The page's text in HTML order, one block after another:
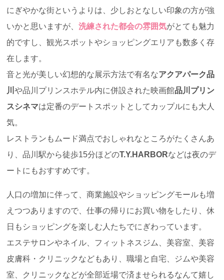
にぎやかな街というよりは、少しおとなしい印象の方が強
いかと思いますが、洗練された都会の雰囲気がとても魅力
的ですし、観光スポットやショッピングエリアも数多く存
在します。
音と光が美しい幻想的な展示方法で有名なアクアパーク品
川や品川プリンスホテル内に併設された映画館品川プリン
スシネマは定番のデートスポットとしてカップルにも大人
気。
レストランもムード満点でおしゃれなところがたくさんあ
り、品川駅から徒歩15分ほどのT.Y.HARBORなどは夜のデ
ートにもおすすめです。
人口の増加に伴って、商業施設やショッピングモールも増
えつつありますので、仕事の帰りにお買い物をしたり、休
日もショッピングを楽しむ人たちでにぎわっています。
エステサロンやネイル、フィットネスジム、美容室、美容
皮膚科・クリニックなどもあり、職場と自宅、ジムや美容
室、クリニックなどが全部近場で済ませられるなんて嬉し